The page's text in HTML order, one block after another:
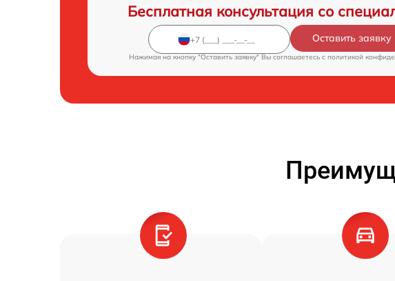
Бесплатная консультация со
Оставить заявку
Нажимая на кнопку "Оставить заявку" Вы соглашаетесь c политикой